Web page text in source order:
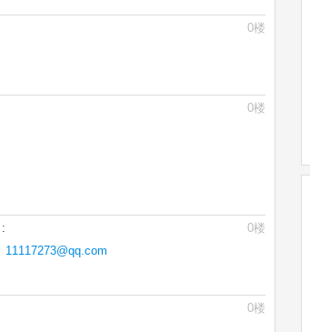
0楼
0楼
0楼
:
11117273@qq.com
0楼